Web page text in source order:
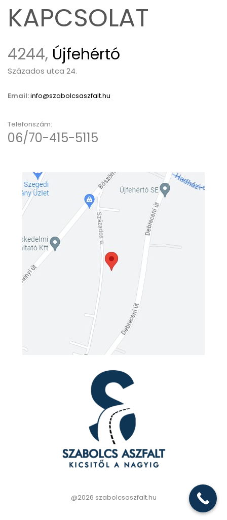
KAPCSOLAT
4244, Újfehértó
Százados utca 24.
Email:info@szabolcsaszfalt.hu
Telefonszám:
06/70-415-5115
@2026 szabolcsaszfalt.hu